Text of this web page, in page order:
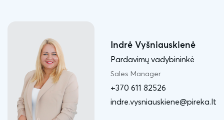
Indrė Vyšniauskienė
Pardavimų vadybininkė
Sales Manager
+370 611 82526
indre.vysniauskiene@pireka.lt